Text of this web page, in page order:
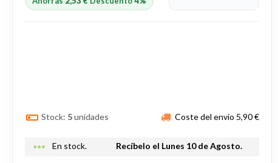
Stock: 5unidades Coste del envío 5,90 €
more_horiz En stock. Recíbelo el Lunes 10 de Agosto.